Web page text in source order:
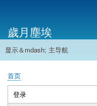
帐
户
菜
单
歲月塵埃
主
航
显示＆mdash; 主导航
首页
面
包
首页
主
登录